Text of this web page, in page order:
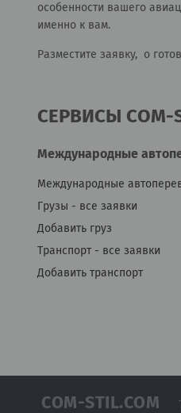
особенности вашего
именно к вам.
Разместите заявку, о
СЕРВИСЫ COM-
Международные
Международные
Грузы - все заявки
Добавить груз
Транспорт - все заявки
Добавить транспорт
COM-STIL.COM